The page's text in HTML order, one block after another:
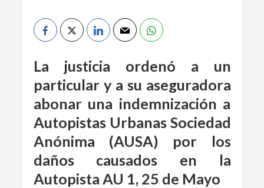
La justicia ordenó a un
particular y a su aseguradora
abonar una indemnización a
Autopistas Urbanas Sociedad
Anónima (AUSA) por los
daños causados en la
Autopista AU 1, 25 de Mayo